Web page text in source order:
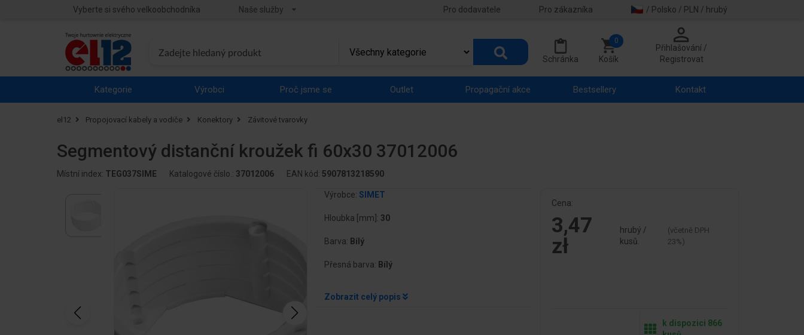
Vyberte si svého velkoobchodníka Naše služby Pro dodavatele Pro zákazníka / Polsko / PLN / hrubý
Schránka Košík
0
Přihlašování /
Registrovat
Kategorie Výrobci Proč jsme se Outlet Propagační akce Bestsellery Kontakt
el12 Propojovací kabely a vodiče Konektory Závitové tvarovky
Segmentový distanční kroužek fi 60x30 37012006
Místní index: TEG037SIME Katalogové číslo.: 37012006 EAN kód: 5907813218590
Výrobce: SIMET
Hloubka [mm]: 30
Barva: Bílý
Přesná barva: Bílý
Zobrazit celý popis
Cena:
3,47
zł
hrubý /
kusů.
(včetně DPH
23%)
k dispozici 866